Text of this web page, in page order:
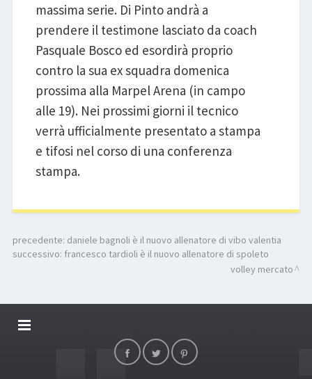
massima serie. Di Pinto andrà a
prendere il testimone lasciato da coach
Pasquale Bosco ed esordirà proprio
contro la sua ex squadra domenica
prossima alla Marpel Arena (in campo
alle 19). Nei prossimi giorni il tecnico
verrà ufficialmente presentato a stampa
e tifosi nel corso di una conferenza
stampa.
precedente: daniele bagnoli è il nuovo allenatore di vibo valentia
successivo: francesco tardioli è il nuovo allenatore di spoleto
volley mercato
DALLARIVOLLEY SOSTIENE